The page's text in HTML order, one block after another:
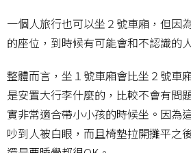
一個人旅行也可以坐２號車廂，但因
的座位，到時候有可能會和不認識的
整體而言，坐１號車廂會比坐２號車
是安置大行李什麼的，比較不會有問
實非常適合帶小小孩的時候坐。因為
吵到人被白眼，而且椅墊拉開攤平之